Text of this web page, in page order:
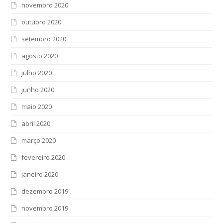
novembro 2020
outubro 2020
setembro 2020
agosto 2020
julho 2020
junho 2020
maio 2020
abril 2020
março 2020
fevereiro 2020
janeiro 2020
dezembro 2019
novembro 2019